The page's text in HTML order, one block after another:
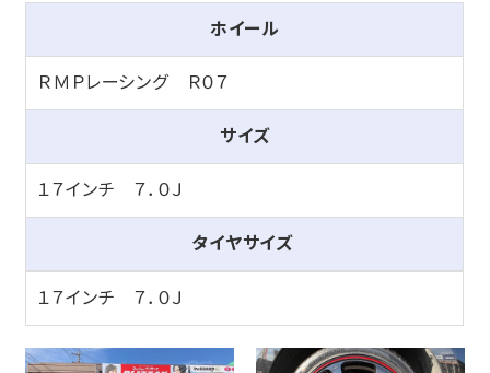
ホイール
ＲＭＰレーシング Ｒ０７
サイズ
１７インチ ７．０Ｊ
タイヤサイズ
１７インチ ７．０Ｊ